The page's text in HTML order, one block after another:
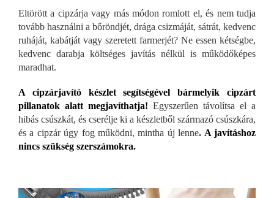
Eltörött a cipzárja vagy más módon romlott el, és nem tudja
tovább használni a bőröndjét, drága csizmáját, sátrát, kedvenc
ruháját, kabátját vagy szeretett farmerjét? Ne essen kétségbe,
kedvenc darabja költséges javítás nélkül is működőképes
maradhat.
A cipzárjavító készlet segítségével bármelyik cipzárt
pillanatok alatt megjavíthatja! Egyszerűen távolítsa el a
hibás csúszkát, és cserélje ki a készletből származó csúszkára,
és a cipzár úgy fog működni, mintha új lenne. A javításhoz
nincs szükség szerszámokra.